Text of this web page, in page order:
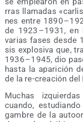
rras lla­ma­das
nes entre 1890 –
de 1923 – 1931,
varias fases des­de
sis explo­si­va que,
1936 – 1945, dio
has­ta la apa­ri­ción
de la re-crea­ción del
Muchas
cuan­do,
gam­bre de la